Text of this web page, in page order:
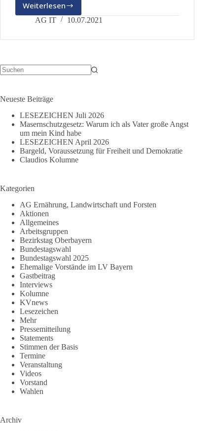
Weiterlesen
Ein
volles
Basis-
AG IT 10.07.2021
Neueste Beiträge
LESEZEICHEN Juli 2026
Masernschutzgesetz: Warum ich als Vater große Angst
um mein Kind habe
LESEZEICHEN April 2026
Bargeld, Voraussetzung für Freiheit und Demokratie
Claudios Kolumne
Kategorien
AG Ernährung, Landwirtschaft und Forsten
Aktionen
Allgemeines
Arbeitsgruppen
Bezirkstag Oberbayern
Bundestagswahl
Bundestagswahl 2025
Ehemalige Vorstände im LV Bayern
Gastbeitrag
Interviews
Kolumne
KVnews
Lesezeichen
Mehr
Pressemitteilung
Statements
Stimmen der Basis
Termine
Veranstaltung
Videos
Vorstand
Wahlen
Archiv